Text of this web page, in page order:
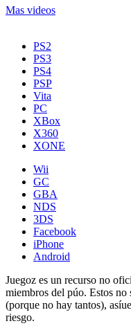
Mas videos
PS2
PS3
PS4
PSP
Vita
PC
XBox
X360
XONE
Wii
GC
GBA
NDS
3DS
Facebook
iPhone
Android
Juegoz es un recurso no
miembros del púo. Estos no
(porque no hay tantos),
riesgo.